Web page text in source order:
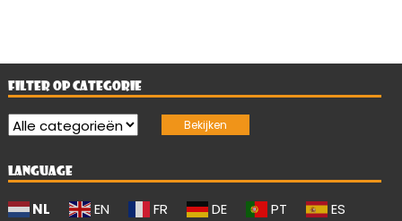
FILTER OP CATEGORIE
LANGUAGE
NL EN FR DE PT ES